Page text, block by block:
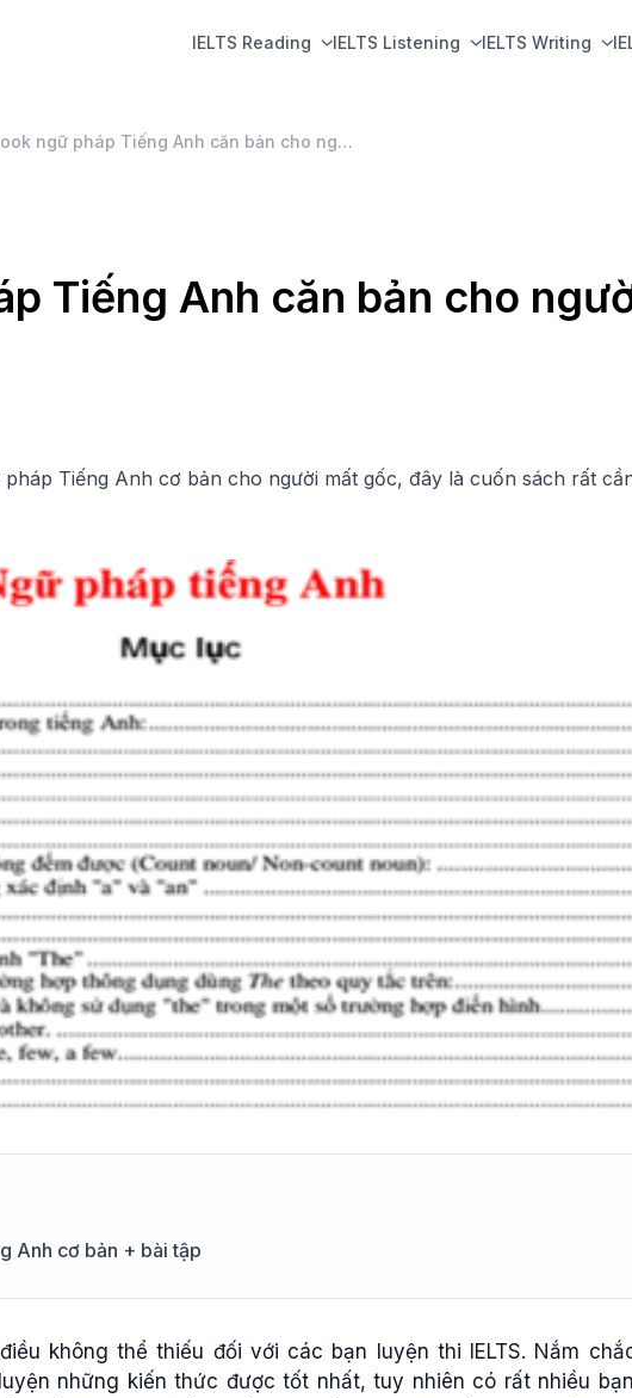
IELTS Reading IELTS Listening IELTS Writing
Ebook ngữ pháp Tiếng Anh căn bản cho người mất gốc
Tiếng Anh căn bản cho
Tiếng Anh cơ bản cho người mất gốc, đây là cuốn sách rất
Anh cơ bản + bài tập
không thể thiếu đối với các bạn luyện thi IELTS. Nắm
những kiến thức được tốt nhất, tuy nhiên có rất nhiều